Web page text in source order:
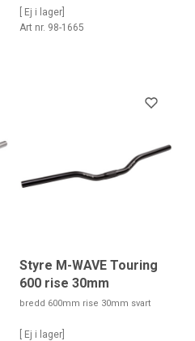
[ Ej i lager]
Art nr. 98-1665
Styre M-WAVE Touring
600 rise 30mm
bredd 600mm rise 30mm svart
[ Ej i lager]